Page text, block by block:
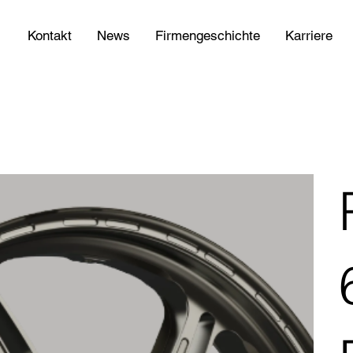
Kontakt News Firmengeschichte Karriere